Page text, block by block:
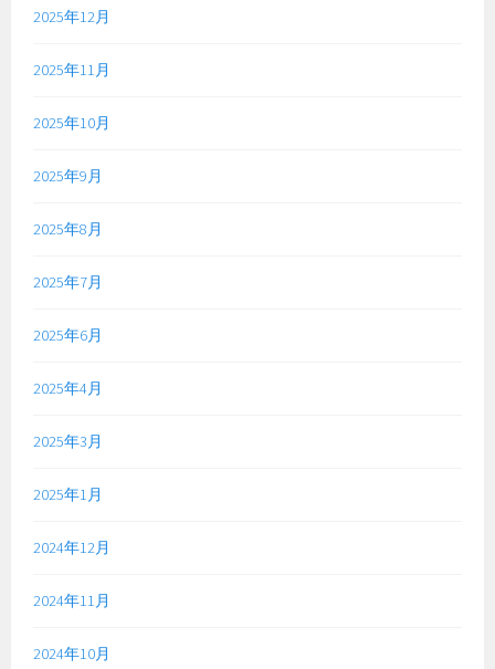
2025年12月
2025年11月
2025年10月
2025年9月
2025年8月
2025年7月
2025年6月
2025年4月
2025年3月
2025年1月
2024年12月
2024年11月
2024年10月